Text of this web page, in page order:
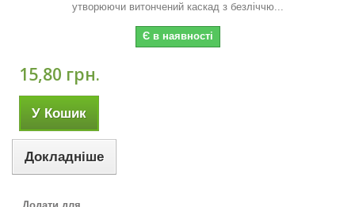
утворюючи витончений каскад з безліччю...
Є в наявності
15,80 грн.
У Кошик
Докладніше